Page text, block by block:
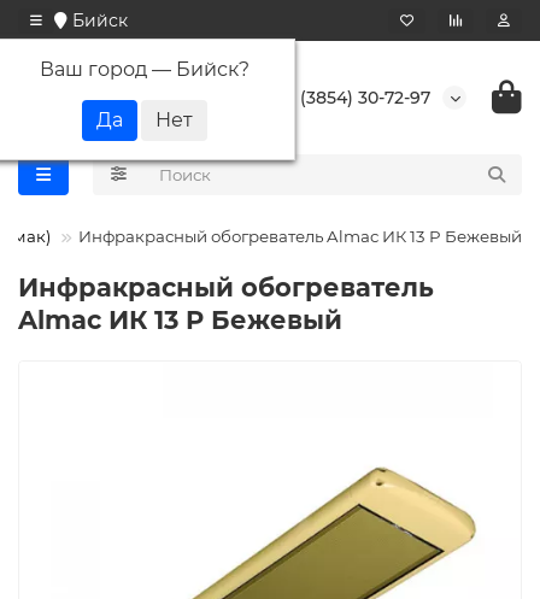
Бийск
Ваш город — Бийск?
+7 (3854) 30-72-97
Инфракрасный обогреватель Almac ИК 13 P Бежевый
Инфракрасный обогреватель
Almac ИК 13 P Бежевый